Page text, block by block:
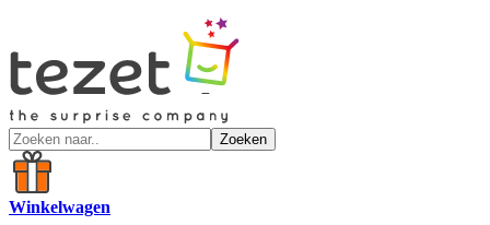
Zoeken
Winkelwagen